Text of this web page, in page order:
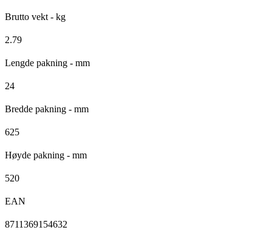
Brutto vekt - kg
2.79
Lengde pakning - mm
24
Bredde pakning - mm
625
Høyde pakning - mm
520
EAN
8711369154632